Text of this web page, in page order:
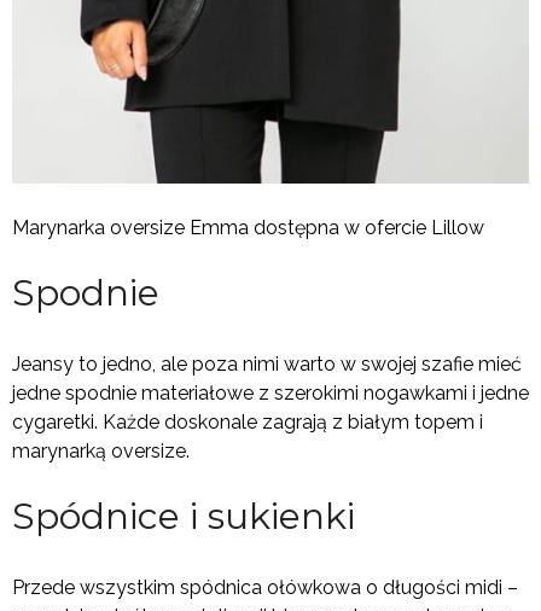
Marynarka oversize Emma dostępna w ofercie Lillow
Spodnie
Jeansy to jedno, ale poza nimi warto w swojej szafie mieć
jedne spodnie materiałowe z szerokimi nogawkami i jedne
cygaretki. Każde doskonale zagrają z białym topem i
marynarką oversize.
Spódnice i sukienki
Przede wszystkim spódnica ołówkowa o długości midi –